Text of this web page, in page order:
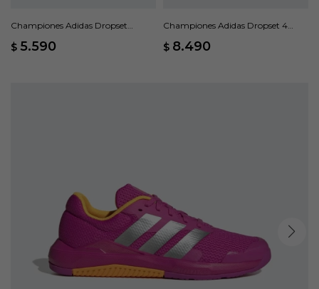
Championes Adidas Dropset
$ 5.590
Championes Adidas Dropset 4
$ 8.490